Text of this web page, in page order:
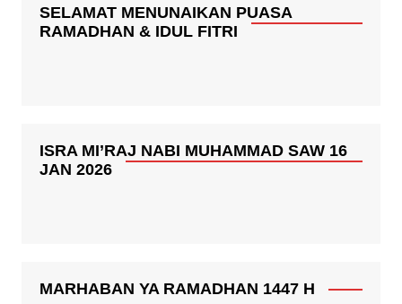
SELAMAT MENUNAIKAN PUASA
RAMADHAN & IDUL FITRI
ISRA MI’RAJ NABI MUHAMMAD SAW 16
JAN 2026
MARHABAN YA RAMADHAN 1447 H